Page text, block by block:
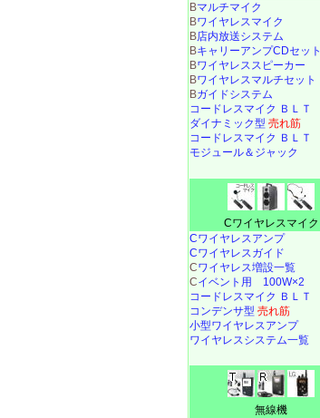
Bマルチマイク
Bワイヤレスマイク
B店内放送システム
BキャリーアンプCDセット
Bワイヤレススピーカー
Bワイヤレスマルチセット
Bガイドシステム
コードレスマイク ＢＬＴ
ダイナミック型 売れ筋
コードレスマイク ＢＬＴ
モジュール＆ジャック
Cワイヤレスマイク
Cワイヤレスアンプ
Cワイヤレスガイド
Cワイヤレス増設一覧
Cイベント用 100W×2
コードレスマイク ＢＬＴ
コンデンサ型 売れ筋
小型ワイヤレスアンプ
ワイヤレスシステム一覧
無線機